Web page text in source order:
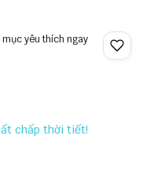
mục yêu thích ngay
chấp thời tiết!